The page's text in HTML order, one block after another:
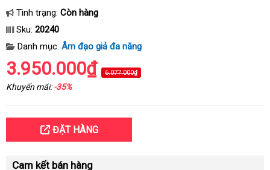
Tình trạng: Còn hàng
Sku: 20240
Danh mục: Âm đạo giả đa năng
3.950.000₫ 6.077.000₫
Khuyến mãi:-35%
ĐẶT HÀNG
Cam kết bán hàng